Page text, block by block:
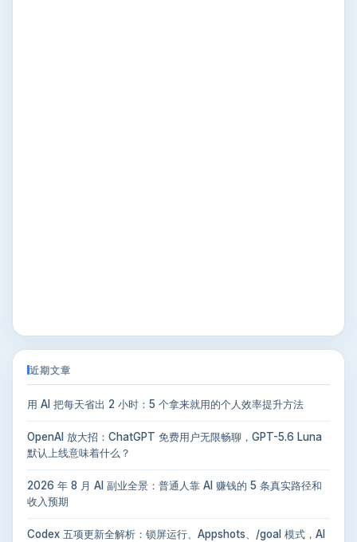
近期文章
用 AI 把每天省出 2 小时：5 个拿来就用的个人效率提升方法
OpenAI 放大招：ChatGPT 免费用户无限畅聊，GPT-5.6 Luna
默认上线意味着什么？
2026 年 8 月 AI 副业全景：普通人靠 AI 赚钱的 5 条真实路径和
收入预期
Codex 五项更新全解析：锁屏运行、Appshots、/goal 模式，AI